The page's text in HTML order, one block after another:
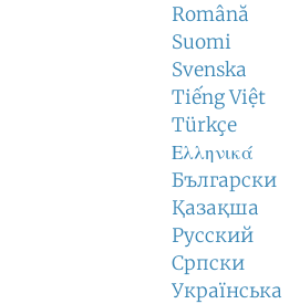
Română
Suomi
Svenska
Tiếng Việt
Türkçe
Ελληνικά
Български
Қазақша
Русский
Српски
Українська